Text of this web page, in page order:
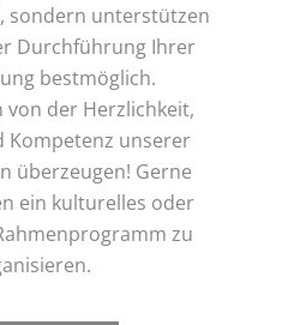
sondern unterstützen
Durchführung Ihrer
bestmöglich.
von der Herzlichkeit,
Kompetenz unserer
überzeugen! Gerne
ein kulturelles oder
zu